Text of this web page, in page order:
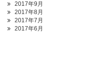
2017年9月
2017年8月
2017年7月
2017年6月